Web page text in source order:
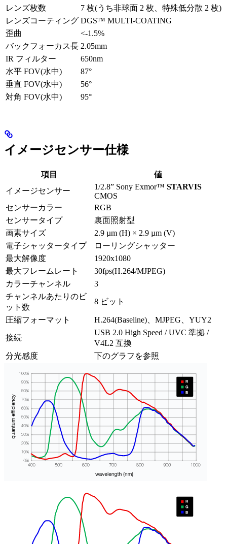
レンズ枚数
7 枚(うち非球面 2 枚、特殊低分散 2 枚)
レンズコーティング DGS™ MULTI-COATING
歪曲
<-1.5%
バックフォーカス長 2.05mm
IR フィルター
650nm
水平 FOV(水中)
87°
垂直 FOV(水中)
56°
対角 FOV(水中)
95°
イメージセンサー仕様
項目
値
イメージセンサー
1/2.8” Sony Exmor™ STARVIS
CMOS
センサーカラー
RGB
センサータイプ
裏面照射型
画素サイズ
2.9 µm (H) × 2.9 µm (V)
電子シャッタータイプ
ローリングシャッター
最大解像度
1920x1080
最大フレームレート
30fps(H.264/MJPEG)
カラーチャンネル
3
チャンネルあたりのビ
ット数
8 ビット
圧縮フォーマット H.264(Baseline)、MJPEG、YUY2
接続
USB 2.0 High Speed / UVC 準拠 /
V4L2 互換
分光感度
下のグラフを参照